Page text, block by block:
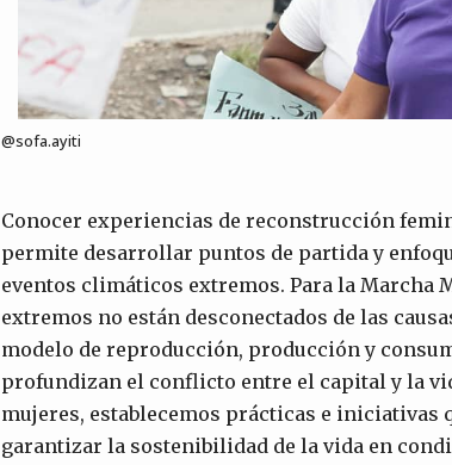
@sofa.ayiti
Conocer experiencias de reconstrucción
permite desarrollar puntos de partida y
eventos climáticos extremos. Para la Marcha
extremos no están desconectados de las
modelo de reproducción, producción y
profundizan el conflicto entre el capital y la
mujeres, establecemos prácticas e
garantizar la sostenibilidad de la vida en